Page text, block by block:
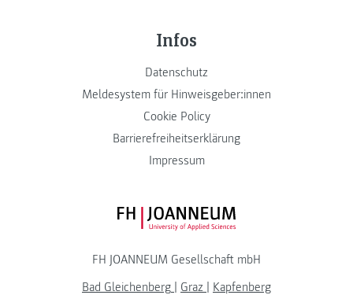
Infos
Datenschutz
Meldesystem für Hinweisgeber:innen
Cookie Policy
Barrierefreiheitserklärung
Impressum
FH JOANNEUM Logo
FH JOANNEUM Gesellschaft mbH
Bad Gleichenberg
Graz
Kapfenberg